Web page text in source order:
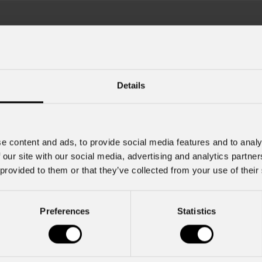
Details
content and ads, to provide social media features and to
site with our social media, advertising and analytics
to them or that they’ve collected from your use of
Preferences Statistics
2026
Zucchero a Tirana illuminato
rig PROLIGHTS
, tra i più grandi interpreti
Italia, ha portato la sua musica in
22 Luglio 2026
PROLIGHTS lancia Muse
PROLIGHTS presenta Muse
offrire il feeling autentico di una